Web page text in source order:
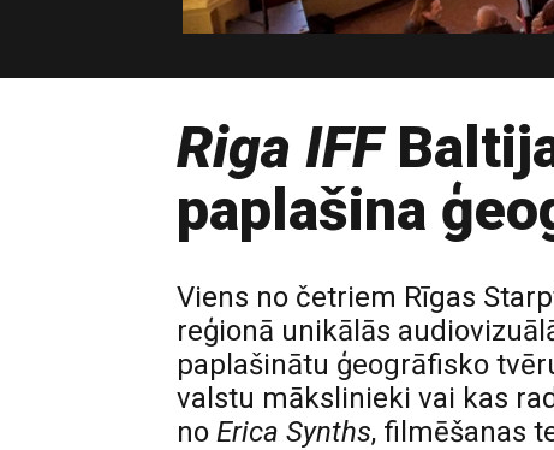
Riga IFF
paplašina
Viens no četriem Rīgas
reģionā unikālās
paplašinātu ģeogrāfisko
valstu mākslinieki vai kas
no Erica Synths, filmēšanas